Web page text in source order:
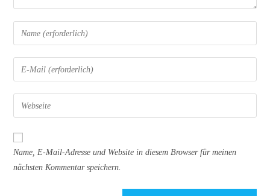
Gib
deinen
Namen
oder
zum
Kommentieren
ein
Gib
deine
E-
Mail-
zum
Kommentieren
ein
Gib
deine
Website-
Name, E-Mail-Adresse und Website in diesem Browser für meinen
nächsten Kommentar speichern.